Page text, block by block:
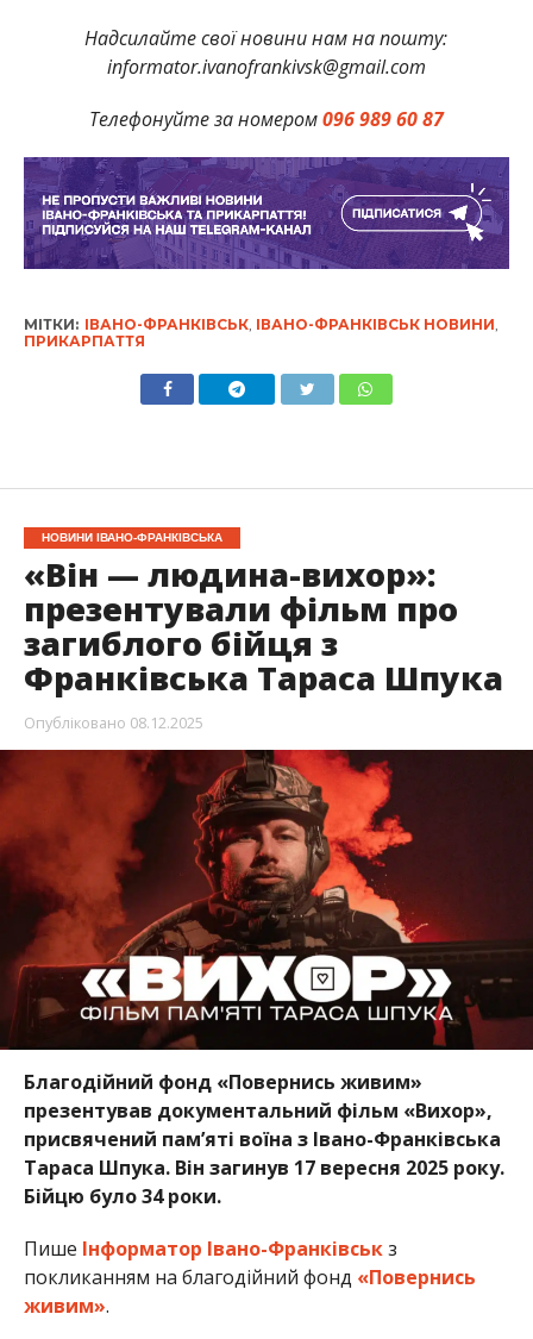
Надсилайте свої новини нам на пошту:
informator.ivanofrankivsk@gmail.com
Телефонуйте за номером096 989 60 87
МІТКИ: ІВАНО-ФРАНКІВСЬК, ІВАНО-ФРАНКІВСЬК НОВИНИ
ПРИКАРПАТТЯ
НОВИНИ ІВАНО-ФРАНКІВСЬКА
«Він — людина-вихор»:
презентували фільм про
загиблого бійця з
Франківська Тараса Шпука
Опубліковано 08.12.2025
Благодійний фонд «Повернись живим»
презентував документальний фільм «Вихор»,
присвячений пам’яті воїна з Івано-Франківська
Тараса Шпука. Він загинув 17 вересня 2025 року.
Бійцю було 34 роки.
Пише Інформатор Івано-Франківськз
покликанням на благодійний фонд «Повернись
живим».